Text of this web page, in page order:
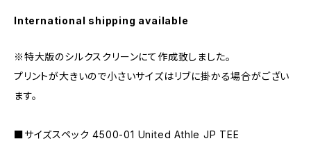
International shipping available
※特大版のシルクスクリーンにて作成致しました。
プリントが大きいので小さいサイズはリブに掛かる場合がござい
ます。
■サイズスペック 4500-01 United Athle JP TEE